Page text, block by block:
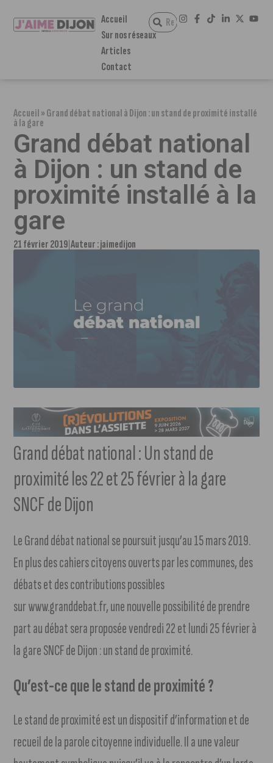
Accueil
Sur nos réseaux
Articles
Contact
Accueil»Grand débat national à Dijon : un stand de proximité installé
à la gare
Grand débat national
à Dijon : un stand de
proximité installé à la
gare
21 février 2019 Auteur :jaimedijon
Grand débat national : Un stand de
proximité les 22 et 25 février à la gare
SNCF de Dijon
Le Grand débat national se poursuit jusqu’au 15 mars 2019.
En plus des cahiers citoyens ouverts par les communes, des
débats et des contributions possibles
sur www.granddebat.fr, une nouvelle possibilité de prendre
part au débat sera proposée vendredi 22 et lundi 25 février à
la gare SNCF de Dijon : un stand de proximité.
Qu’est-ce que le stand de proximité ?
Le stand de proximité est un dispositif d’information et de
recueil de la parole citoyenne individuelle. Il a une valeur